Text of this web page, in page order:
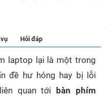
Hỏi đáp
laptop lại là một trong
đề hư hỏng hay bị lỗi
quan tới
bàn phím